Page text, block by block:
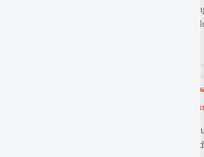
Da hat sich ein bisschen das Narrativ
nicht so schlimm, oder: „die Pandemie ist
Kita-Eingewöhnung: Abbrechen oder
Danke, und hier gleich eine
Entscheidung richtig. Wie gut, dass du auf